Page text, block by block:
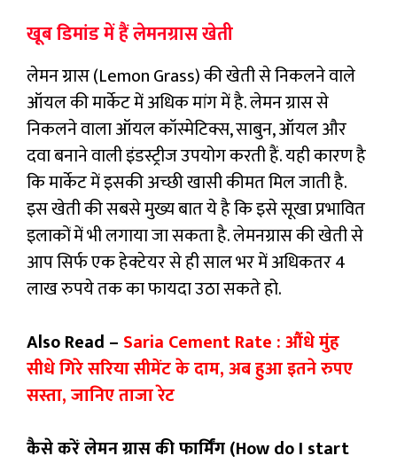
खूब डिमांड में हैं लेमनग्रास खेती
लेमन ग्रास (Lemon Grass) की खेती से निकलने वाले
ऑयल की मार्केट में अधिक मांग में है. लेमन ग्रास से
निकलने वाला ऑयल कॉस्मेटिक्स, साबुन, ऑयल और
दवा बनाने वाली इंडस्ट्रीज उपयोग करती हैं. यही कारण है
कि मार्केट में इसकी अच्छी खासी कीमत मिल जाती है.
इस खेती की सबसे मुख्य बात ये है कि इसे सूखा प्रभावित
इलाकों में भी लगाया जा सकता है. लेमनग्रास की खेती से
आप सिर्फ एक हेक्टेयर से ही साल भर में अधिकतर 4
लाख रुपये तक का फायदा उठा सकते हो.
Also Read – Saria Cement Rate : औंधे मुंह
सीधे गिरे सरिया सीमेंट के दाम, अब हुआ इतने रुपए
सस्ता, जानिए ताजा रेट
कैसे करें लेमन ग्रास की फार्मिंग (How do I start